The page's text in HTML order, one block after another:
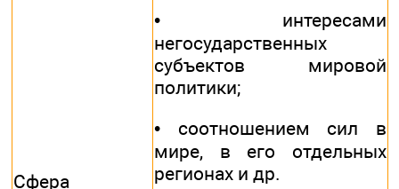
Сфера
• интересами
негосударственных
субъектов мировой
политики;
• соотношением сил в
мире, в его отдельных
регионах и др.